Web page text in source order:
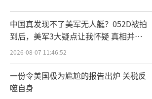
从更广阔的视角看，郑丽
的表态反映出两岸关系正处于
国际形势风云变幻，单边主义
头，台湾若继续被裹挟进大国
不确定性。相反，通过两岸中国
中国真发现不了美军无人艇？052D被拍
到后，美军3大疑点让我怀疑 真相并非
如此
2026-08-07 11:46:52
一份令美国极为尴尬的报告出炉 关税反
噬自身